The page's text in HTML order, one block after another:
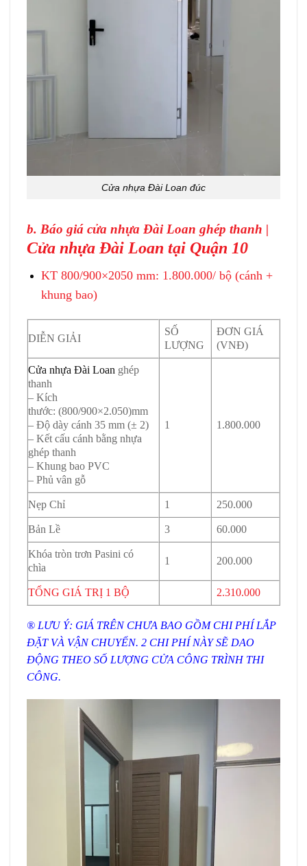
Cửa nhựa Đài Loan đúc
b. Báo giá cửa nhựa Đài Loan ghép thanh |
Cửa nhựa Đài Loan tại Quận 10
KT 800/900×2050 mm: 1.800.000/ bộ (cánh +
khung bao)
DIỄN GIẢI
SỐ
LƯỢNG
ĐƠN GIÁ
(VNĐ)
Cửa nhựa Đài Loan ghép
thanh
– Kích
thước: (800/900×2.050)mm
– Độ dày cánh 35 mm (± 2)
– Kết cấu cánh bằng nhựa
ghép thanh
– Khung bao PVC
– Phủ vân gỗ
1 1.800.000
Nẹp Chỉ 1 250.000
Bản Lề 3 60.000
Khóa tròn trơn Pasini có
chìa
1 200.000
TỔNG GIÁ TRỊ 1 BỘ 2.310.000
® LƯU Ý: GIÁ TRÊN CHƯA BAO GỒM CHI PHÍ LẮP
ĐẶT VÀ VẬN CHUYỂN. 2 CHI PHÍ NÀY SẼ DAO
ĐỘNG THEO SỐ LƯỢNG CỬA CÔNG TRÌNH THI
CÔNG.